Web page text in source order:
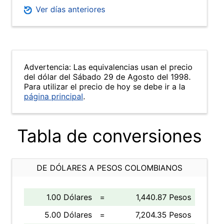
Ver días anteriores
Advertencia: Las equivalencias usan el precio
del dólar del Sábado 29 de Agosto del 1998.
Para utilizar el precio de hoy se debe ir a la
página principal.
Tabla de conversiones
DE DÓLARES A PESOS COLOMBIANOS
1.00 Dólares =
1,440.87 Pesos
5.00 Dólares
=
7,204.35 Pesos